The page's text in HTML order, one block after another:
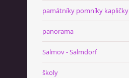
památníky pomníky kapličky
panorama
Salmov - Salmdorf
školy